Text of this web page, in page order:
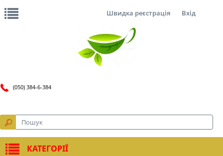
Швидка реєстрація Вхід
(050) 384-6-384
КАТЕГОРІЇ